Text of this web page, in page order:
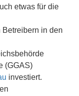
etwas für die
in den
(GGAS)
investiert.